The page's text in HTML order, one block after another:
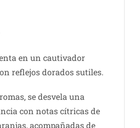
en un cautivador
reflejos dorados sutiles.
se desvela una
con notas cítricas de
acompañadas de